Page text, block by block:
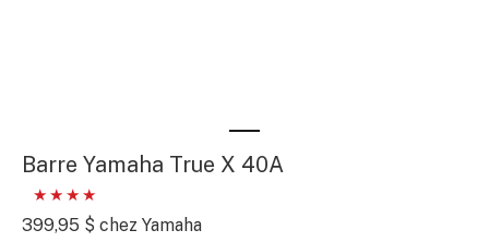
Barre Yamaha True X 40A
399,95 $ chez Yamaha